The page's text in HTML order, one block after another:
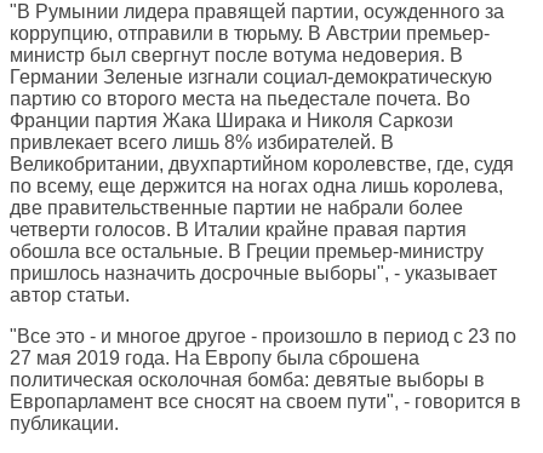
"В Румынии лидера правящей партии, осужденного за
коррупцию, отправили в тюрьму. В Австрии премьер-
министр был свергнут после вотума недоверия. В
Германии Зеленые изгнали социал-демократическую
партию со второго места на пьедестале почета. Во
Франции партия Жака Ширака и Николя Саркози
привлекает всего лишь 8% избирателей. В
Великобритании, двухпартийном королевстве, где, судя
по всему, еще держится на ногах одна лишь королева,
две правительственные партии не набрали более
четверти голосов. В Италии крайне правая партия
обошла все остальные. В Греции премьер-министру
пришлось назначить досрочные выборы", - указывает
автор статьи.
"Все это - и многое другое - произошло в период с 23 по
27 мая 2019 года. На Европу была сброшена
политическая осколочная бомба: девятые выборы в
Европарламент все сносят на своем пути", - говорится в
публикации.